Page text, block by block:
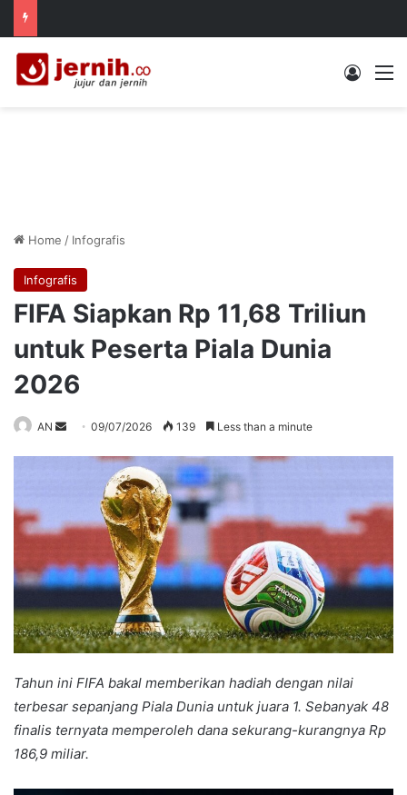
Log In
Home / Infografis
Infografis
FIFA Siapkan Rp 11,68 Triliun
untuk Peserta Piala Dunia
2026
AN
Send09/07/2026 139 Less than a minute
Tahun ini FIFA bakal memberikan hadiah dengan nilai
terbesar sepanjang Piala Dunia untuk juara 1. Sebanyak 48
finalis ternyata memperoleh dana sekurang-kurangnya Rp
186,9 miliar.